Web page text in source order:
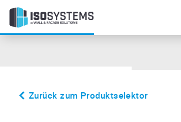
Zurück zum Produktselektor